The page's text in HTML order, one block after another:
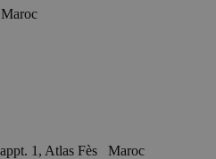
1, Atlas Fès Maroc